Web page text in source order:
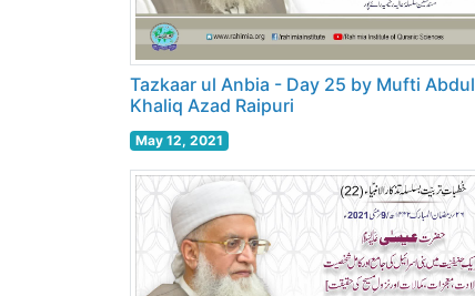
Tazkaar ul Anbia - Day 25 by Mufti Abdul
Khaliq Azad Raipuri
May 12, 2021